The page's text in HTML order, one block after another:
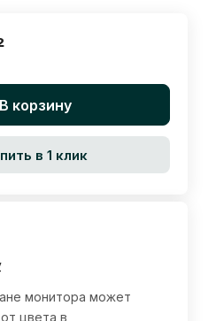
В корзину
в 1 клик
монитора может
цвета в